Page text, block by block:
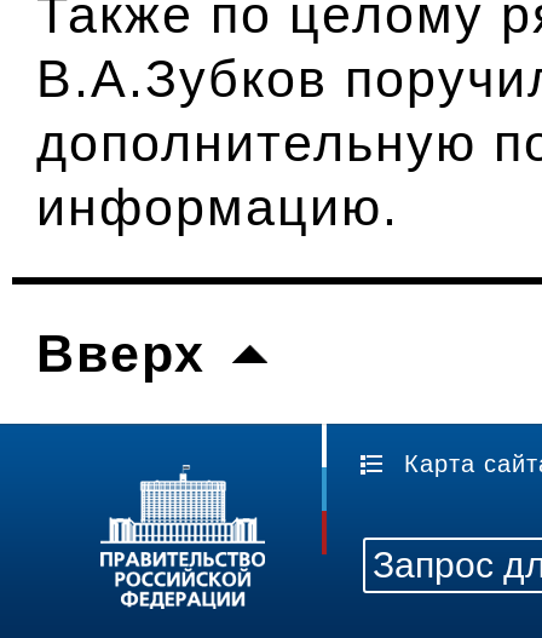
Также по целому
В.А.Зубков
дополнительную
информацию.
Вверх
Карта